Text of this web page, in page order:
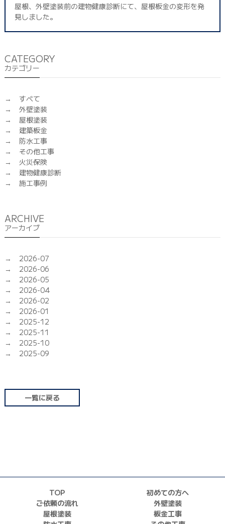
屋根、外壁塗装前の建物健康診断にて、屋根板金の変形を発
見しました。
CATEGORY
カテゴリー
すべて
外壁塗装
屋根塗装
建築板金
防水工事
その他工事
火災保険
建物健康診断
施工事例
ARCHIVE
アーカイブ
2026-07
2026-06
2026-05
2026-04
2026-02
2026-01
2025-12
2025-11
2025-10
2025-09
一覧に戻る
TOP
初めての方へ
ご依頼の流れ
外壁塗装
屋根塗装
板金工事